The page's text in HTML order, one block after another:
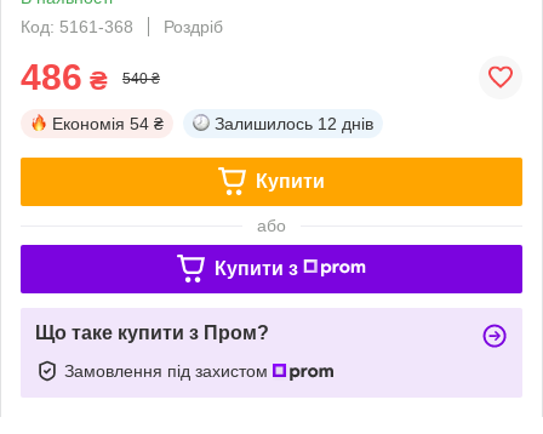
Код: 5161-368
Роздріб
486 ₴ 540 ₴
Економія 54 ₴ Залишилось 12 днів
Купити
або
Купити з
Що таке купити з Пром?
Замовлення під захистом